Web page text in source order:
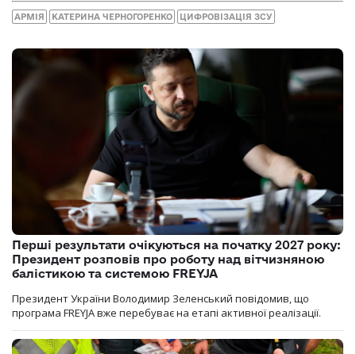
АРМІЯ КАТЕРИНА ЧЕРНОГОРЕНКО ЦИФРОВІЗАЦІЯ ЗСУ
Перші результати очікуються на початку 2027 року:
Президент розповів про роботу над вітчизняною
балістикою та системою FREYJA
Президент України Володимир Зеленський повідомив, що
програма FREYJA вже перебуває на етапі активної реалізації.